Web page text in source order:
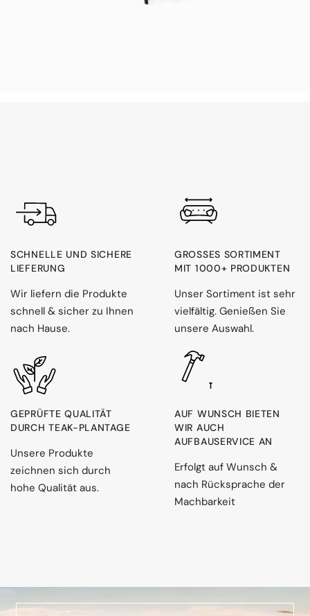
SCHNELLE UND SICHERE
LIEFERUNG
Wir liefern die Produkte
schnell & sicher zu Ihnen
nach Hause.
GROSSES SORTIMENT M
IT 1000+ PRODUKTEN
Unser Sortiment ist sehr
vielfältig. Genießen Sie
unsere Auswahl.
GEPRÜFTE QUALITÄT
DURCH TEAK-PLANTAGE
Unsere Produkte
zeichnen sich durch
hohe Qualität aus.
AUF WUNSCH BIETEN
WIR AUCH
AUFBAUSERVICE AN
Erfolgt auf Wunsch &
nach Rücksprache der
Machbarkeit